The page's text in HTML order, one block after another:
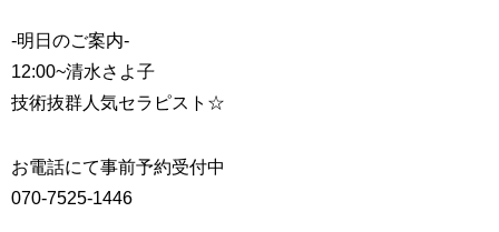
-明日のご案内-
12:00~清水さよ子
技術抜群人気セラピスト☆
お電話にて事前予約受付中
070-7525-1446